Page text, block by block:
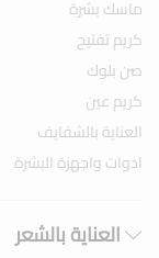
ماسك بشرة
كريم تفتيح
صن بلوك
كريم عين
العناية بالشفايف
ادوات واجهزة البشرة
العناية بالشعر